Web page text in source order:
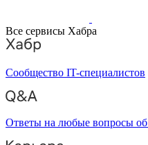
Все сервисы Хабра
Сообщество IT-специалистов
Ответы на любые вопросы